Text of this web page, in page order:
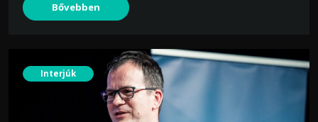
Bővebben
Interjúk